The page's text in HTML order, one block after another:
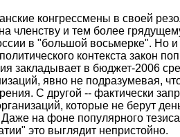
конгрессмены в своей
членству и тем более
в "большой восьмерке". Но и
контекста закон
закладывает в бюджет-2006
явно не подразумевая,
С другой -- фактически
которые не берут
на фоне популярного
это выглядит непристойно.